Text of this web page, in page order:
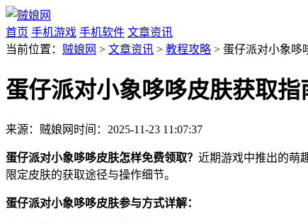
首页 手机游戏 手机软件 文章资讯
当前位置： 贼娘网 > 文章资讯 > 教程攻略 > 蛋仔派对小象哆
蛋仔派对小象哆哆皮肤获取指
来源：贼娘网 时间：2025-11-23 11:07:37
蛋仔派对小象哆哆皮肤怎样免费领取？ 近期游戏中推出的萌
限定皮肤的获取途径与操作细节。
蛋仔派对小象哆哆皮肤参与方式详解：